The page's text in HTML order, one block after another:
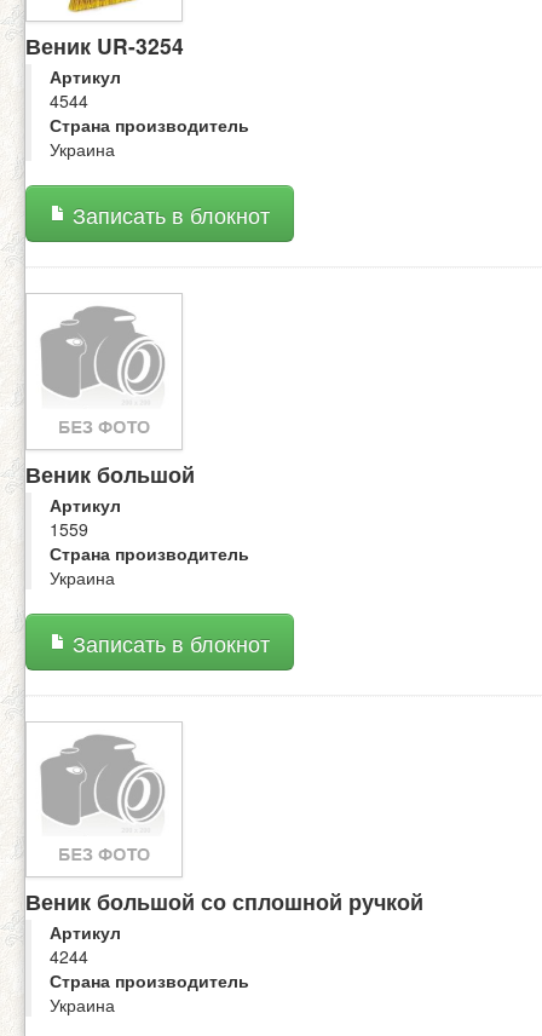
Веник UR-3254
Артикул
4544
Страна производитель
Украина
Записать в блокнот
Веник большой
Артикул
1559
Страна производитель
Украина
Записать в блокнот
Веник большой со сплошной ручкой
Артикул
4244
Страна производитель
Украина